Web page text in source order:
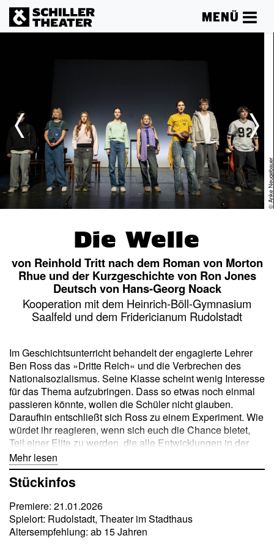
MENÜ
© Anke Neugebauer
Die Welle
von Reinhold Tritt nach dem Roman von Morton
Rhue und der Kurzgeschichte von Ron Jones
Deutsch von Hans-Georg Noack
Kooperation mit dem Heinrich-Böll-Gymnasium
Saalfeld und dem Fridericianum Rudolstadt
Im Geschichtsunterricht behandelt der engagierte Lehrer
Ben Ross das »Dritte Reich« und die Verbrechen des
Nationalsozialismus. Seine Klasse scheint wenig Interesse
für das Thema aufzubringen. Dass so etwas noch einmal
passieren könnte, wollen die Schüler nicht glauben.
Daraufhin entschließt sich Ross zu einem Experiment. Wie
würdet ihr reagieren, wenn sich euch die Chance bietet,
Teil einer Elite zu werden, die alle Entwicklungen in der
Schule bestimmt? Es beginnt scheinbar harmlos:
veränderte Umgangsformen, gemeinsame Rituale,
paramilitärische Haltung … Mit kleinen Schritten gelingt es
Disziplin und Unterwerfungsbereitschaft das Schul-Klima.
Wer sich den neuen Herrschaftsprinzipien widersetzt, wird
ausgegrenzt. Einschüchterung und Angst machen sich
Mehr lesen
Stückinfos
Premiere: 21.01.2026
Spielort: Rudolstadt, Theater im Stadthaus
Altersempfehlung: ab 15 Jahren